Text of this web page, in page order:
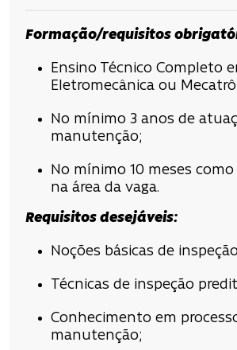
Formação/requisitos
Ensino Técnico Completo
Eletromecânica ou
No mínimo 3 anos de
manutenção;
No mínimo 10 meses como
na área da vaga.
Requisitos desejáveis:
Noções básicas de
Técnicas de inspeção
Conhecimento em
manutenção;